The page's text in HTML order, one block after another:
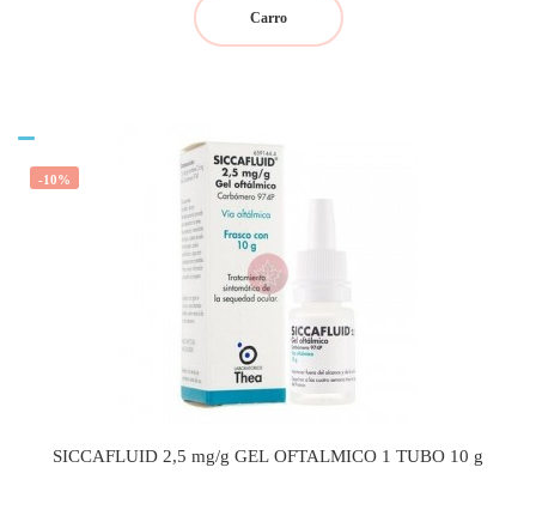
Carro
-10%
SICCAFLUID 2,5 mg/g GEL OFTALMICO 1 TUBO 10 g